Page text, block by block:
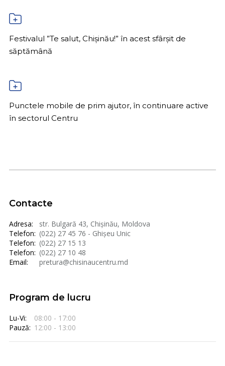
Festivalul ”Te salut, Chișinău!” în acest sfârșit de
săptămână
Punctele mobile de prim ajutor, în continuare active
în sectorul Centru
Contacte
Adresa:
str. Bulgară 43, Chișinău, Moldova
Telefon: (022) 27 45 76 - Ghișeu Unic
Telefon: (022) 27 15 13
Telefon: (022) 27 10 48
Email:
pretura@chisinaucentru.md
Program de lucru
Lu-Vi:
08:00 - 17:00
Pauză: 12:00 - 13:00